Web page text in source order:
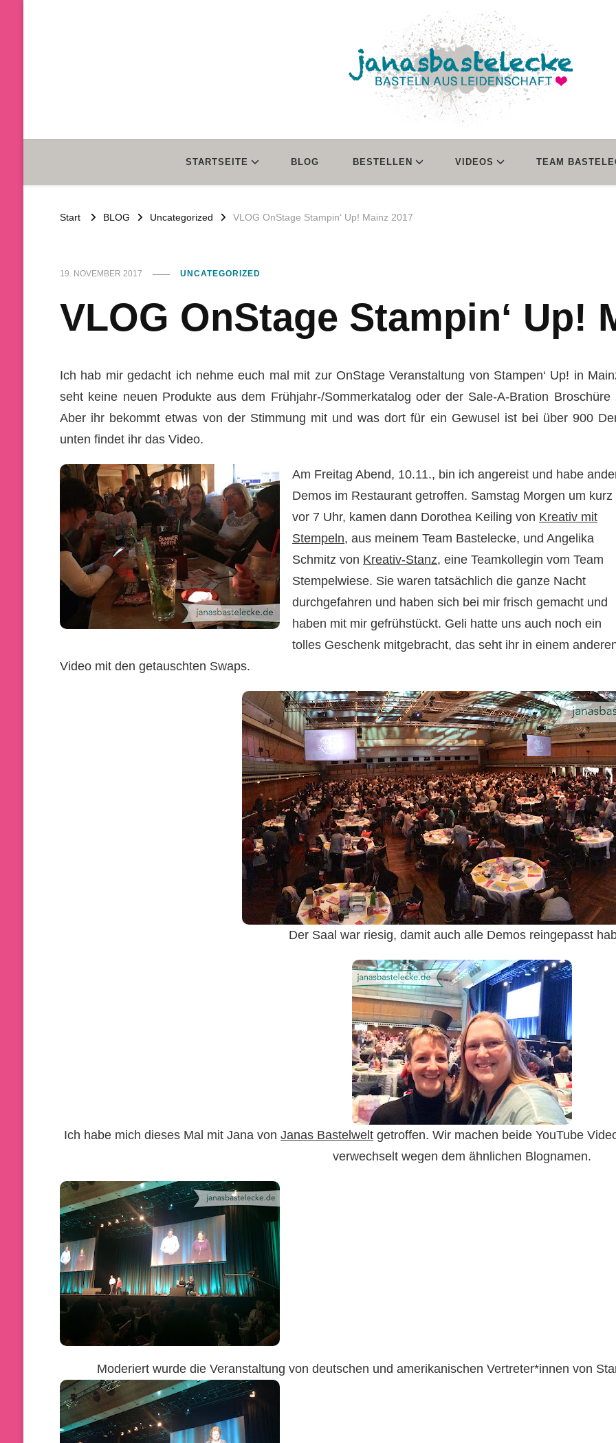
Basteln aus Leidenschaft
STARTSEITE BLOG BESTELLEN VIDEOS TEAM
Start BLOG Uncategorized VLOG OnStage Stampin‘ Up! Mainz 2017
19. NOVEMBER 2017 UNCATEGORIZED
VLOG OnStage Stampin‘ Up!
Ich hab mir gedacht ich nehme euch mal mit zur OnStage Veranstaltung von Stampen‘ Up! in
seht keine neuen Produkte aus dem Frühjahr-/Sommerkatalog oder der Sale-A-Bration
Aber ihr bekommt etwas von der Stimmung mit und was dort für ein Gewusel ist bei über 900
unten findet ihr das Video.
Am Freitag Abend, 10.11., bin ich angereist und habe
Demos im Restaurant getroffen. Samstag Morgen um kurz
vor 7 Uhr, kamen dann Dorothea Keiling von Kreativ mit
Stempeln, aus meinem Team Bastelecke, und Angelika
Schmitz von Kreativ-Stanz, eine Teamkollegin vom Team
Stempelwiese. Sie waren tatsächlich die ganze Nacht
durchgefahren und haben sich bei mir frisch gemacht und
haben mit mir gefrühstückt. Geli hatte uns auch noch ein
tolles Geschenk mitgebracht, das seht ihr in einem
Video mit den getauschten Swaps.
Der Saal war riesig, damit auch alle Demos reingepasst
Ich habe mich dieses Mal mit Jana von Janas Bastelweltgetroffen. Wir machen beide YouTube
verwechselt wegen dem ähnlichen Blognamen.
Moderiert wurde die Veranstaltung von deutschen und amerikanischen Vertreter*innen von